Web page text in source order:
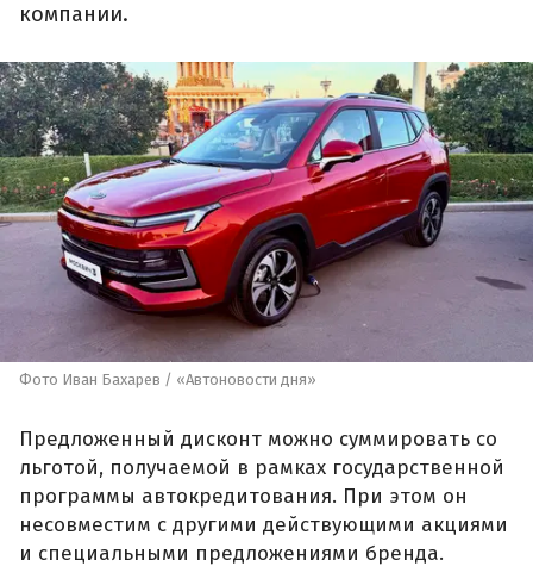
компании.
Фото Иван Бахарев / «Автоновости дня»
Предложенный дисконт можно суммировать со
льготой, получаемой в рамках государственной
программы автокредитования. При этом он
несовместим с другими действующими акциями
и специальными предложениями бренда.